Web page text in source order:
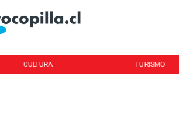
CULTURA TURISMO